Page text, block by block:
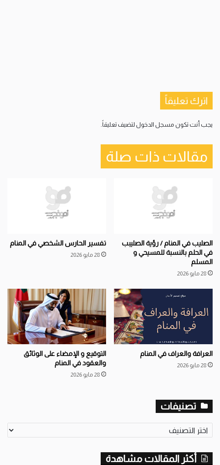
اترك تعليقاً
يجب أنت تكون مسجل الدخول لتضيف تعليقاً.
مقالات ذات صلة
الصليب في المنام / رؤية الصليبب
في الحلم بالنسبة للمسيحي و
المسلم
28 مايو 2026
تفسير الحارس الشخصي في المنام
28 مايو 2026
العرافة والعراف في المنام
28 مايو 2026
التوقيع و الإمضاء على الوثائق
والعقود في المنام
28 مايو 2026
تصنيفات
ص
أكثر المقالات مشاهدة